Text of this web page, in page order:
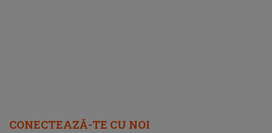
CONECTEAZĂ-TE CU NOI